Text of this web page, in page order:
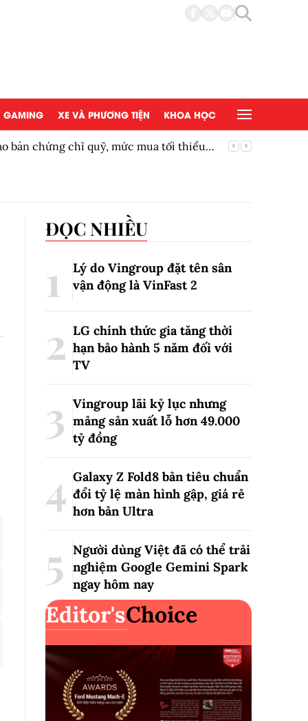
GAMING XE VÀ PHƯƠNG TIỆN KHOA HỌC
bán chứng chỉ quỹ, mức mua tối thiểu
ĐỌC NHIỀU
Lý do Vingroup đặt tên sân
vận động là VinFast2
LG chính thức gia tăng thời
hạn bảo hành 5 năm đối với
TV
Vingroup lãi kỷ lục nhưng
mảng sản xuất lỗ hơn 49.000
tỷ đồng
Galaxy Z Fold8 bản tiêu chuẩn
đổi tỷ lệ màn hình gập, giá rẻ
hơn bản Ultra
Người dùng Việt đã có thể trải
nghiệm Google Gemini Spark
ngay hôm nay
Editor'sChoice